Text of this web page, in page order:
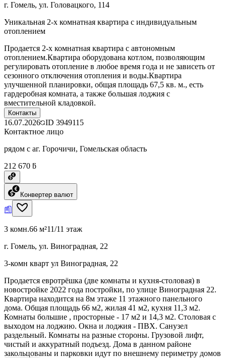
г. Гомель, ул. Головацкого, 114
Уникальная 2-х комнатная квартира с индивидуальным
отоплением
Продается 2-х комнатная квартира с автономным
отоплением.Квартира оборудована котлом, позволяющим
регулировать отопление в любое время года и не зависеть от
сезонного отключения отопления и воды.Квартира
улучшенной планировки, общая площадь 67,5 кв. м., есть
гардеробная комната, а также большая лоджия с
вместительной кладовкой.
Контакты
16.07.2026 ID 3949115
Контактное лицо
рядом с аг. Горочичи, Гомельская область
212 670 ƃ
Конвертер валют
3 комн.66 м²11/11 этаж
г. Гомель, ул. Виноградная, 22
3-комн кварт ул Виноградная, 22
Продается евротрёшка (две комнаты и кухня-столовая) в
новостройке 2022 года постройки, по улице Виноградная 22.
Квартира находится на 8м этаже 11 этажного панельного
дома. Общая площадь 66 м2, жилая 41 м2, кухня 11,3 м2.
Комнаты большие , просторные - 17 м2 и 14,3 м2. Столовая с
выходом на лоджию. Окна и лоджия - ПВХ. Санузел
раздельный. Комнаты на разные стороны. Грузовой лифт,
чистый и аккуратный подъезд. Дома в данном районе
закольцованы и парковки идут по внешнему периметру домов